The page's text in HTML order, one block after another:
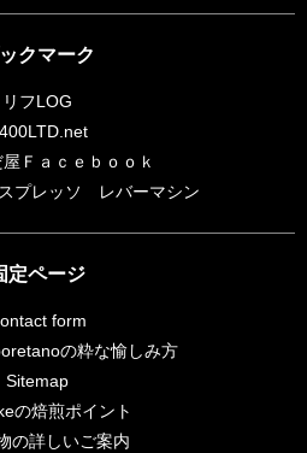
クマーク
リフLOG
Ｆａｃｅｂｏｏｋ
プレッソ レバーマシン
定ページ
form
の粋な愉しみ方
Sitemap
の焙煎ポイント
の詳しいご案内